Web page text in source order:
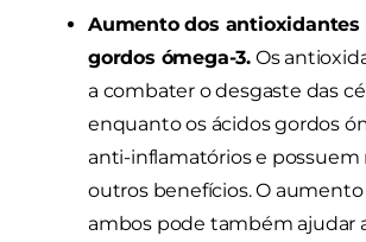
Aumento dos antioxidantes
gordos ómega-3. Os
a combater o desgaste das
enquanto os ácidos gordos
anti-inflamatórios e
outros benefícios. O
ambos pode também ajudar